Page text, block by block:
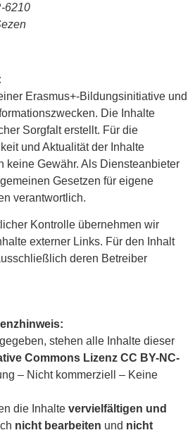
6210
Erasmus+-Bildungsinitiative und
Die Inhalte
Sorgfalt erstellt. Für die
und Aktualität der Inhalte
keine Gewähr. Als Diensteanbieter
Gesetzen für eigene
verantwortlich.
Kontrolle übernehmen wir
externer Links. Für den Inhalt
deren Betreiber
stehen alle Inhalte dieser
Commons Lizenz CC BY-NC-
– Nicht kommerziell – Keine
die Inhalte vervielfältigen und
nicht bearbeiten und nicht